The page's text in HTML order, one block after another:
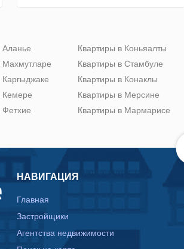
Аланье
Махмутларе
Кемере
Фетхие
Квартиры в Коньяалты
Квартиры в Стамбуле
Квартиры в Конаклы
Квартиры в Мерсине
Квартиры в Мармарисе
НАВИГАЦИЯ
Главная
Застройщики
Агентства недвижимости